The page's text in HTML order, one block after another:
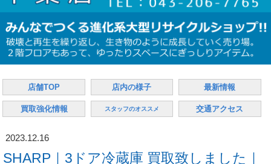
店舗TOP 店内の様子 最新情報
買取強化情報 スタッフのオススメ 交通アクセス
2023.12.16
SHARP｜3ドア冷蔵庫 買取致しました｜